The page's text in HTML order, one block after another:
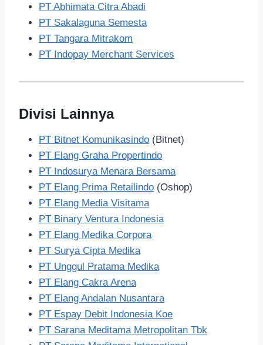
PT Abhimata Citra Abadi
PT Sakalaguna Semesta
PT Tangara Mitrakom
PT Indopay Merchant Services
Divisi Lainnya
PT Bitnet Komunikasindo (Bitnet)
PT Elang Graha Propertindo
PT Indosurya Menara Bersama
PT Elang Prima Retailindo (Oshop)
PT Elang Media Visitama
PT Binary Ventura Indonesia
PT Elang Medika Corpora
PT Surya Cipta Medika
PT Unggul Pratama Medika
PT Elang Cakra Arena
PT Elang Andalan Nusantara
PT Espay Debit Indonesia Koe
PT Sarana Meditama Metropolitan Tbk